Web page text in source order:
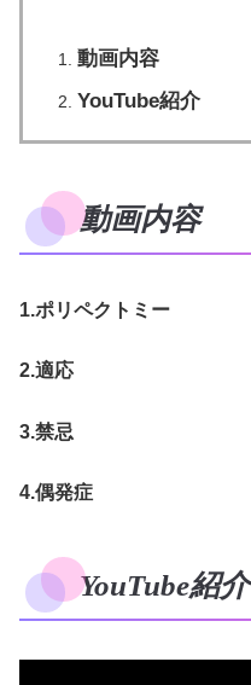
動画内容
YouTube紹介
動画内容
1.ポリペクトミー
2.適応
3.禁忌
4.偶発症
YouTube紹介